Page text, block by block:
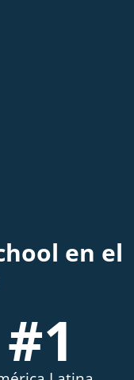
en el
#1